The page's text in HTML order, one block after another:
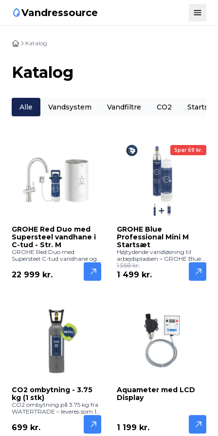
Vandressource
Katalog
Katalog
Alle Vandsystem Vandfiltre CO2 Startsæt
GROHE Red Duo med
Supersteel vandhane i
C-tud - Str. M
GROHE Red Duo med
Supersteel C-tud vandhane og
Str. M leverer både frisk filtreret
vand og kogende vand direkte
fra hanen. Robust og elegant
22 999 kr.
Spar 69 kr.
GROHE Blue
Professional Mini M
Startsæt
Højtydende vandløsning til
arbejdspladsen – GROHE Blue
Professional Mini M Startsæt.
Dette kompakte system er den
ideelle løsning til mellemstore
filtreret vand med eller uden
brus direkte fra hanen.
1 568 kr.
1 499 kr.
CO2 ombytning - 3.75
kg (1 stk)
CO2 ombytning på 3.75 kg fra
WATERTRADE – leveres som 1
stk og giver cirka 975 liter frisk
og boblende vand. Kompatibel
med GROHE Blue Professional
699 kr.
Aquameter med LCD
Display
1 199 kr.